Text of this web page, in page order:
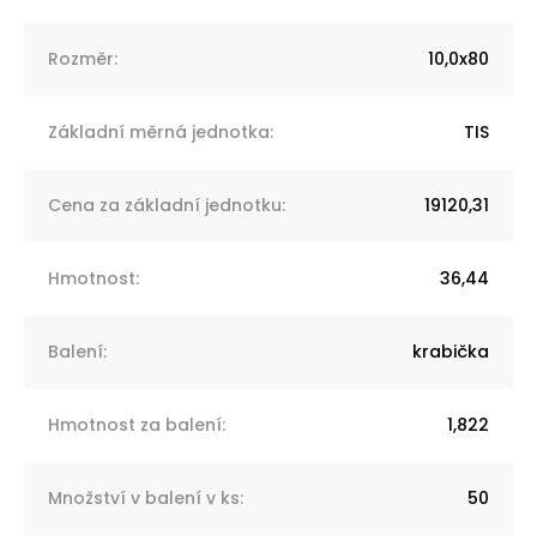
Rozměr: 10,0x80
Základní měrná jednotka: TIS
Cena za základní jednotku: 19120,31
Hmotnost: 36,44
Balení: krabička
Hmotnost za balení: 1,822
Množství v balení v ks: 50